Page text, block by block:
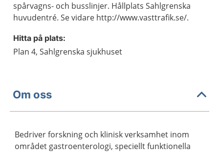
spårvagns- och busslinjer. Hållplats Sahlgrenska
huvudentré. Se vidare http://www.vasttrafik.se/.
Hitta på plats:
Plan 4, Sahlgrenska sjukhuset
Om oss
Bedriver forskning och klinisk verksamhet inom
området gastroenterologi, speciellt funktionella